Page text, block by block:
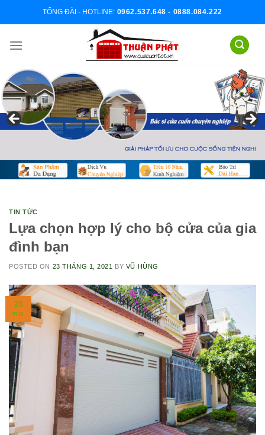
TỔNG ĐÀI - HOTLINE: 0962.537.648 - 0888.084.222
TIN TỨC
Lựa chọn hợp lý cho bộ cửa của gia
đình bạn
POSTED ON 23 THÁNG 1, 2021 BY VŨ HÙNG
23
TH1